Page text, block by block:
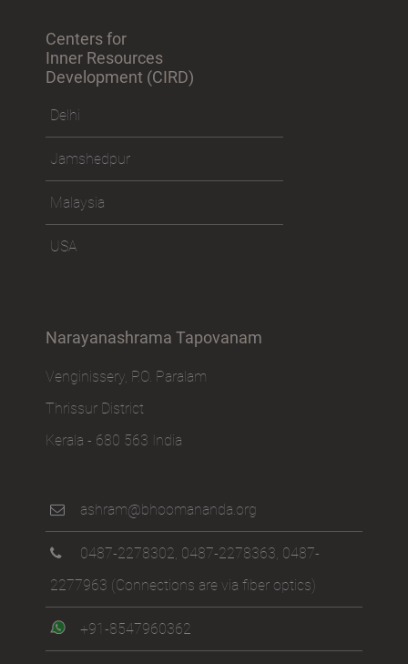
Centers for
Inner Resources
Development (CIRD)
Delhi
Jamshedpur
Malaysia
USA
Narayanashrama Tapovanam
Venginissery, P.O. Paralam
Thrissur District
Kerala - 680 563 India
ashram@bhoomananda.org
0487-2278302, 0487-2278363, 0487-
2277963 (Connections are via fiber optics)
+91-8547960362